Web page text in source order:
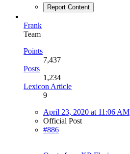
Report Content
Frank
Team
Points
7,437
Posts
1,234
Lexicon Article
9
April 23, 2020 at 11:06 AM
Official Post
#886